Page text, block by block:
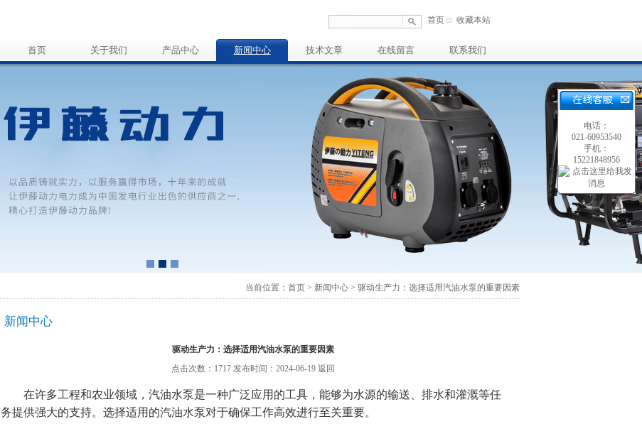
首页 收藏本站
首页 关于我们 产品中心 新闻中心 技术文章 在线留言 联系我们
当前位置： 首页 > 新闻中心 > 驱动生产力：选择适用汽油水泵的重要因素
新闻中心
驱动生产力：选择适用汽油水泵的重要因素
点击次数：1717 发布时间：2024-06-19 返回
在许多工程和农业领域，汽油水泵是一种广泛应用的工具，能够为水源的输送、排水和灌溉等任
务提供强大的支持。选择适用的汽油水泵对于确保工作高效进行至关重要。
电话：
021-60953540
手机：
15221848956